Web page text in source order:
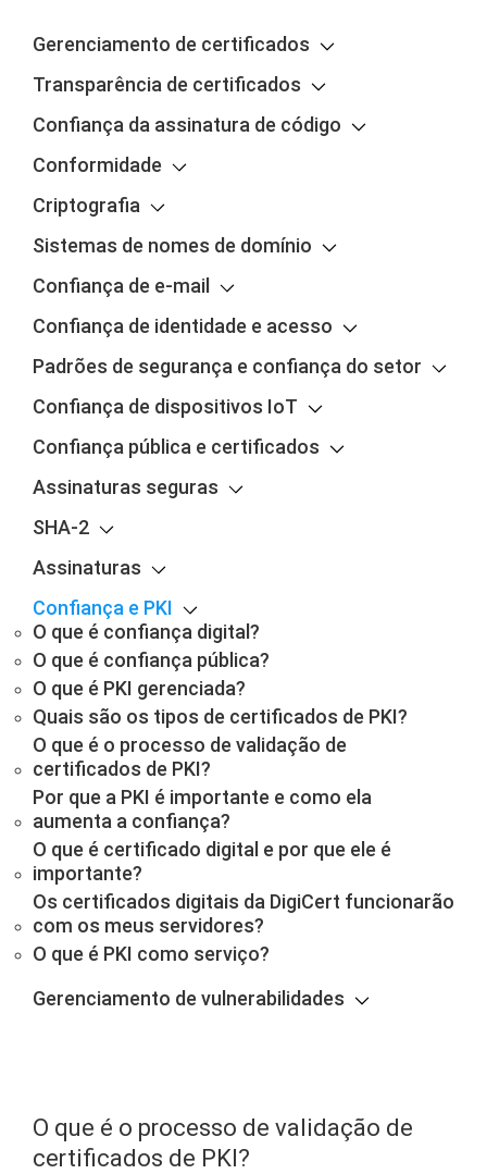
Gerenciamento de certificados
Transparência de certificados
Confiança da assinatura de código
Conformidade
Criptografia
Sistemas de nomes de domínio
Confiança de e-mail
Confiança de identidade e acesso
Padrões de segurança e confiança do setor
Confiança de dispositivos IoT
Confiança pública e certificados
Assinaturas seguras
SHA-2
Assinaturas
Confiança e PKI
O que é confiança digital?
O que é confiança pública?
O que é PKI gerenciada?
Quais são os tipos de certificados de PKI?
O que é o processo de validação de
certificados de PKI?
Por que a PKI é importante e como ela
aumenta a confiança?
O que é certificado digital e por que ele é
importante?
Os certificados digitais da DigiCert funcionarão
com os meus servidores?
O que é PKI como serviço?
Gerenciamento de vulnerabilidades
O que é o processo de validação de
certificados de PKI?